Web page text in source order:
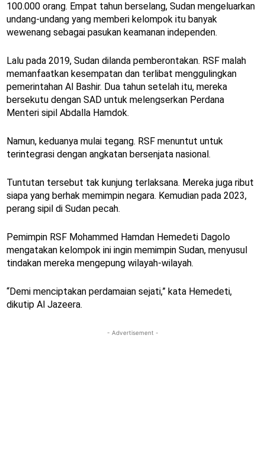
100.000 orang. Empat tahun berselang, Sudan mengeluarkan
undang-undang yang memberi kelompok itu banyak
wewenang sebagai pasukan keamanan independen.
Lalu pada 2019, Sudan dilanda pemberontakan. RSF malah
memanfaatkan kesempatan dan terlibat menggulingkan
pemerintahan Al Bashir. Dua tahun setelah itu, mereka
bersekutu dengan SAD untuk melengserkan Perdana
Menteri sipil Abdalla Hamdok.
Namun, keduanya mulai tegang. RSF menuntut untuk
terintegrasi dengan angkatan bersenjata nasional.
Tuntutan tersebut tak kunjung terlaksana. Mereka juga ribut
siapa yang berhak memimpin negara. Kemudian pada 2023,
perang sipil di Sudan pecah.
Pemimpin RSF Mohammed Hamdan Hemedeti Dagolo
mengatakan kelompok ini ingin memimpin Sudan, menyusul
tindakan mereka mengepung wilayah-wilayah.
“Demi menciptakan perdamaian sejati,” kata Hemedeti,
dikutip Al Jazeera.
- Advertisement -